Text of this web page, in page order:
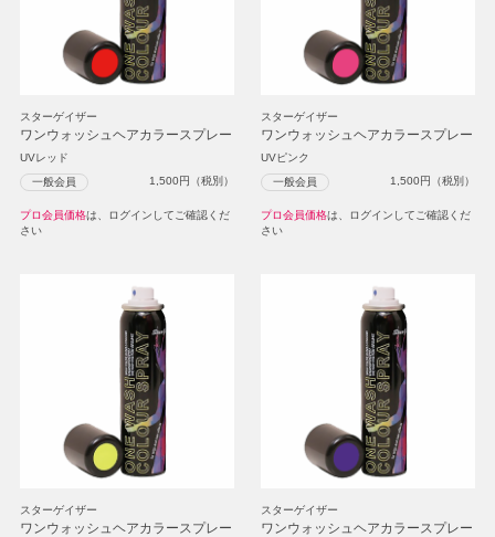
スターゲイザー
ワンウォッシュヘアカラースプレー
UVレッド
一般会員 1,500円（税別）
プロ会員価格は、ログインしてご確認くだ
さい
スターゲイザー
ワンウォッシュヘアカラースプレー
UVピンク
一般会員 1,500円（税別）
プロ会員価格は、ログインしてご確認くだ
さい
スターゲイザー
ワンウォッシュヘアカラースプレー
スターゲイザー
ワンウォッシュヘアカラースプレー